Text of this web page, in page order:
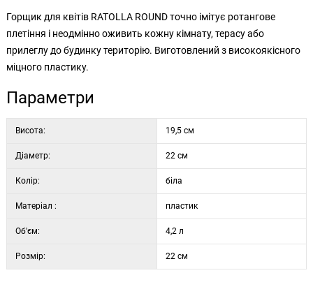
Горщик для квітів RATOLLA ROUND точно імітує ротангове
плетіння і неодмінно оживить кожну кімнату, терасу або
прилеглу до будинку територію. Виготовлений з високоякісного
міцного пластику.
Параметри
Висота: 19,5 см
Діаметр: 22 см
Колір: біла
Матеріал : пластик
Об'єм: 4,2 л
Розмір: 22 см